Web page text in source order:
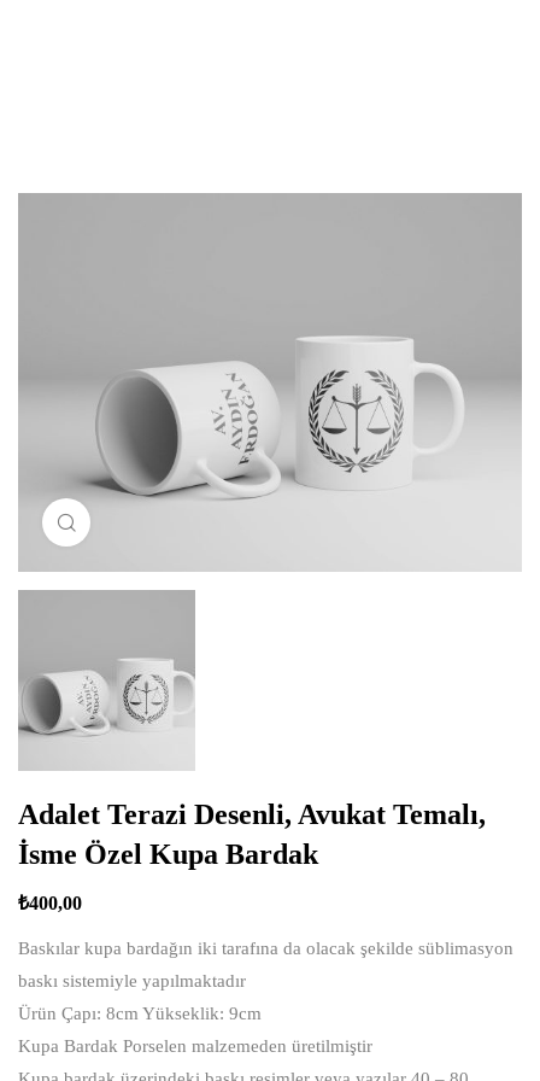
Adalet Terazi Desenli, Avukat Temalı,
İsme Özel Kupa Bardak
₺400,00
Baskılar kupa bardağın iki tarafına da olacak şekilde süblimasyon
baskı sistemiyle yapılmaktadır
Ürün Çapı: 8cm Yükseklik: 9cm
Kupa Bardak Porselen malzemeden üretilmiştir